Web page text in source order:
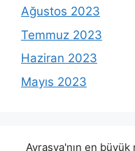
Ağustos 2023
Temmuz 2023
Haziran 2023
Mayıs 2023
Avrasya'nın en